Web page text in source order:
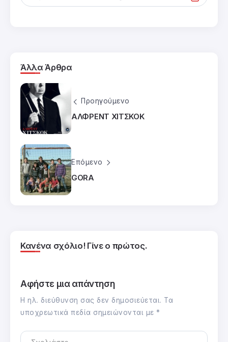
Άλλα Άρθρα
Προηγούμενο
ΑΛΦΡΕΝΤ ΧΙΤΣΚΟΚ
Επόμενο
GORA
Κανένα σχόλιο! Γίνε ο πρώτος.
Αφήστε μια απάντηση
Η ηλ. διεύθυνση σας δεν δημοσιεύεται. Τα
υποχρεωτικά πεδία σημειώνονται με *